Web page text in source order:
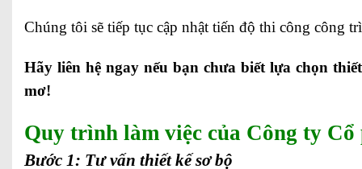
Chúng tôi sẽ tiếp tục cập nhật tiến độ thi công công
Hãy liên hệ ngay nếu bạn chưa biết lựa chọn
mơ!
Quy trình làm việc của Công ty
Bước 1: Tư vấn thiết kế sơ bộ